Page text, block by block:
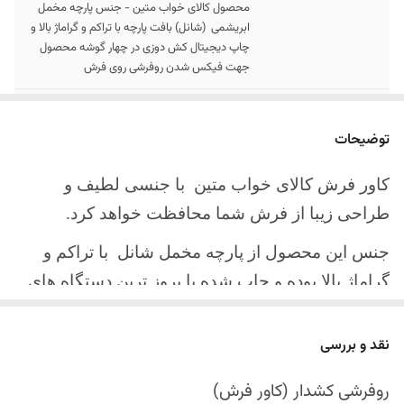
محصول کالای خواب متین - جنس پارچه مخمل
ابریشمی (شانل) بافت پارچه با تراکم و گراماژ بالا و
چاپ دیجیتال کش دوزی در چهار گوشه محصول
جهت فیکس شدن روفرشی روی فرش
ارسال کالا
آینده
توضیحات
کاور فرش کالای خواب متین با جنسی لطیف و
طراحی زیبا از فرش شما محافظت خواهد کرد.
جنس این محصول از پارچه مخمل شانل با تراکم و
گراماژ بالا بوده و چاپ شده با بروز ترین دستگاه های
چهار گوشه این محصول با کش باکیفیت دوخته‌شده
نقد و بررسی
روفرشی کشدار (کاور فرش)